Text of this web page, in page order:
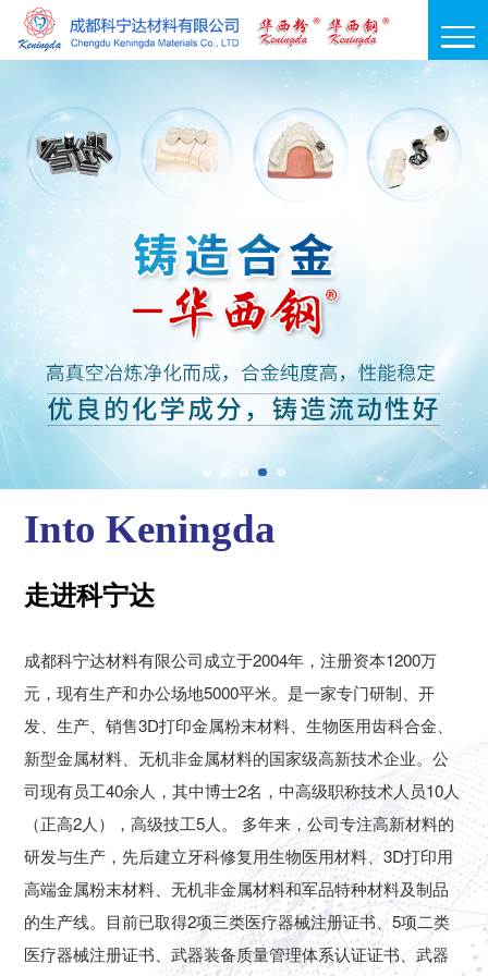
Into Keningda
走进科宁达
成都科宁达材料有限公司成立于2004年，注册资本1200万
元，现有生产和办公场地5000平米。是一家专门研制、开
发、生产、销售3D打印金属粉末材料、生物医用齿科合金、
新型金属材料、无机非金属材料的国家级高新技术企业。公
司现有员工40余人，其中博士2名，中高级职称技术人员10人
（正高2人），高级技工5人。 多年来，公司专注高新材料的
研发与生产，先后建立牙科修复用生物医用材料、3D打印用
高端金属粉末材料、无机非金属材料和军品特种材料及制品
的生产线。目前已取得2项三类医疗器械注册证书、5项二类
医疗器械注册证书、武器装备质量管理体系认证证书、武器